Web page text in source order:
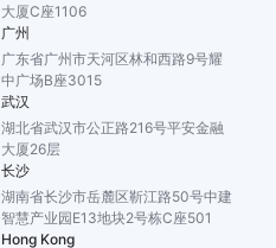
大厦C座1106
广州
广东省广州市天河区林和西路9号耀
中广场B座3015
武汉
湖北省武汉市公正路216号平安金融
大厦26层
长沙
湖南省长沙市岳麓区靳江路50号中建
智慧产业园E13地块2号栋C座501
Hong Kong